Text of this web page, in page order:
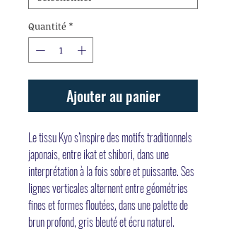
Quantité *
Ajouter au panier
Le tissu Kyo s’inspire des motifs traditionnels
japonais, entre ikat et shibori, dans une
interprétation à la fois sobre et puissante. Ses
lignes verticales alternent entre géométries
fines et formes floutées, dans une palette de
brun profond, gris bleuté et écru naturel.